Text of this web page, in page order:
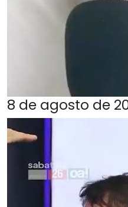
8 de agosto de